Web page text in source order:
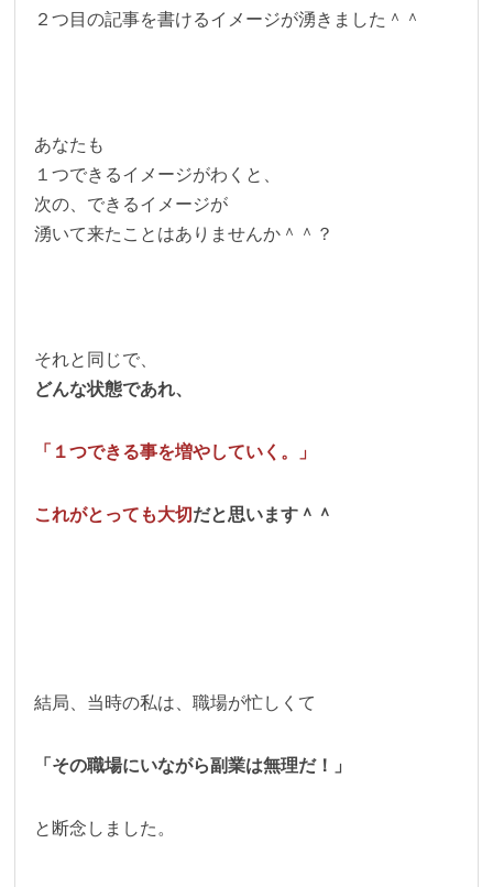
２つ目の記事を書けるイメージが湧きました＾＾
あなたも
１つできるイメージがわくと、
次の、できるイメージが
湧いて来たことはありませんか＾＾？
それと同じで、
どんな状態であれ、
「１つできる事を増やしていく。」
これがとっても大切 だと思います＾＾
結局、当時の私は、職場が忙しくて
「その職場にいながら副業は無理だ！」
と断念しました。